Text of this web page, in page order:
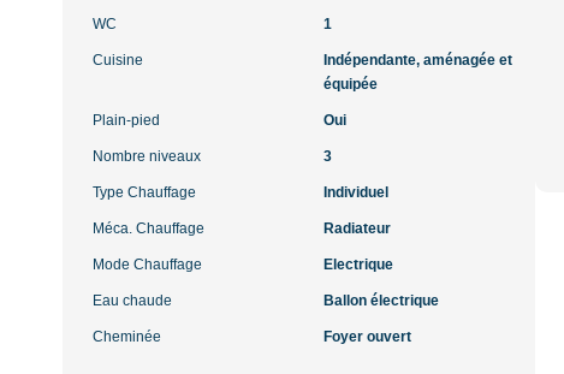
WC 1
Cuisine
Indépendante, aménagée et
équipée
Plain-pied Oui
Nombre niveaux 3
Type Chauffage Individuel
Méca. Chauffage Radiateur
Mode Chauffage Electrique
Eau chaude Ballon électrique
Cheminée Foyer ouvert